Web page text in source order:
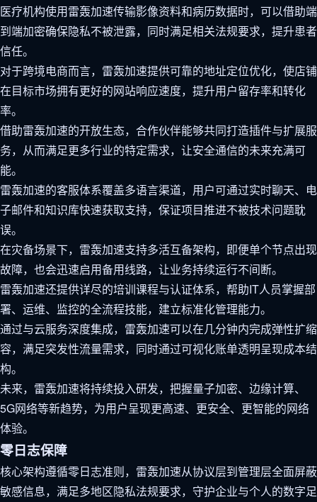
医疗机构使用雷轰加速传输影像资料和病历数据时，可以借助端
到端加密确保隐私不被泄露，同时满足相关法规要求，提升患者
信任。
对于跨境电商而言，雷轰加速提供可靠的地址定位优化，使店铺
在目标市场拥有更好的网站响应速度，提升用户留存率和转化
率。
借助雷轰加速的开放生态，合作伙伴能够共同打造插件与扩展服
务，从而满足更多行业的特定需求，让安全通信的未来充满可
能。
雷轰加速的客服体系覆盖多语言渠道，用户可通过实时聊天、电
子邮件和知识库快速获取支持，保证项目推进不被技术问题耽
误。
在灾备场景下，雷轰加速支持多活互备架构，即便单个节点出现
故障，也会迅速启用备用线路，让业务持续运行不间断。
雷轰加速还提供详尽的培训课程与认证体系，帮助IT人员掌握部
署、运维、监控的全流程技能，建立标准化管理能力。
通过与云服务深度集成，雷轰加速可以在几分钟内完成弹性扩缩
容，满足突发性流量需求，同时通过可视化账单透明呈现成本结
构。
未来，雷轰加速将持续投入研发，把握量子加密、边缘计算、
5G网络等新趋势，为用户呈现更高速、更安全、更智能的网络
体验。
零日志保障
核心架构遵循零日志准则，雷轰加速从协议层到管理层全面屏蔽
敏感信息，满足多地区隐私法规要求，守护企业与个人的数字足